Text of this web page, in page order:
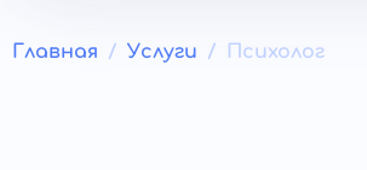
Главная Услуги Психолог